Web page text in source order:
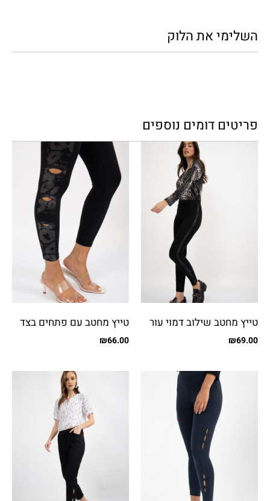
השלימי את הלוק
פריטים דומים נוספים
טייץ מחטב שילוב דמוי עור
נחש ₪69.00
טייץ מחטב עם פתחים בצד
ודפוס₪66.00